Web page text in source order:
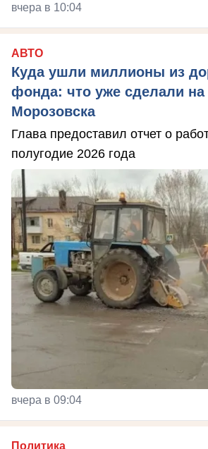
вчера в 10:04
АВТО
Куда ушли миллионы из
фонда: что уже сделали на
Морозовска
Глава предоставил отчет о
полугодие 2026 года
вчера в 09:04
Политика